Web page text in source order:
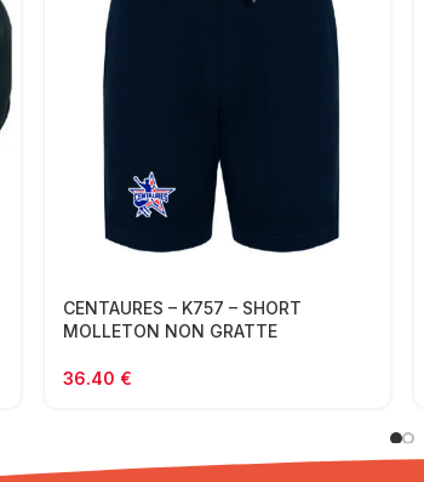
CENTAURES – K757 – SHORT
MOLLETON NON GRATTE
36.40 €